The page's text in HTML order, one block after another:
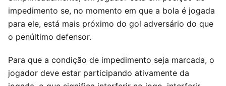
impedimento se, no momento em que a bola é jogada
para ele, está mais próximo do gol adversário do que
o penúltimo defensor.
Para que a condição de impedimento seja marcada, o
jogador deve estar participando ativamente da